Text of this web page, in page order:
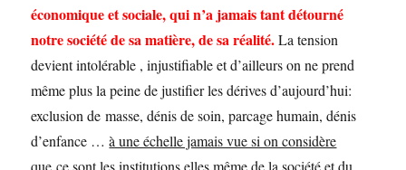
économique et sociale, qui n’a jamais tant détourné
notre société de sa matière, de sa réalité.La tension
devient intolérable , injustifiable et d’ailleurs on ne prend
même plus la peine de justifier les dérives d’aujourd’hui:
exclusion de masse, dénis de soin, parcage humain, dénis
d’enfance …à une échelle jamais vue si on considère
que ce sont les institutions elles même de la société et du